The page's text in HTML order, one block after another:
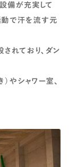
備が充実して
動で汗を流す元
れており、ダン
やシャワー室、